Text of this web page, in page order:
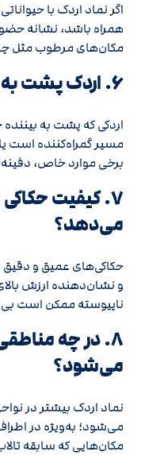
اگر نماد اردک با
همراه باشد، نشانه‌
مکان‌های مرطوب مثل
۶. اردک پشت به بیننده چه پیامی دارد؟
اردکی که پشت به
مسیر گمراه‌کننده
برخی موارد خاص، دفینه
۷. کیفیت
می‌دهد؟
حکاکی‌های عمیق و دقیق
و نشان‌دهنده ارزش
ناپیوسته ممکن است
۸. در چه
می‌شود؟
نماد اردک بیشتر در
می‌شود؛ به‌ویژه در
مکان‌هایی که سابقه